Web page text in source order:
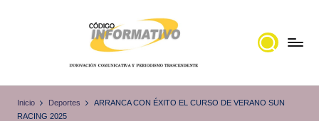
ó
noticias
Inicio Deportes
ARRANCA CON ÉXITO EL CURSO DE VERANO SUN
RACING 2025